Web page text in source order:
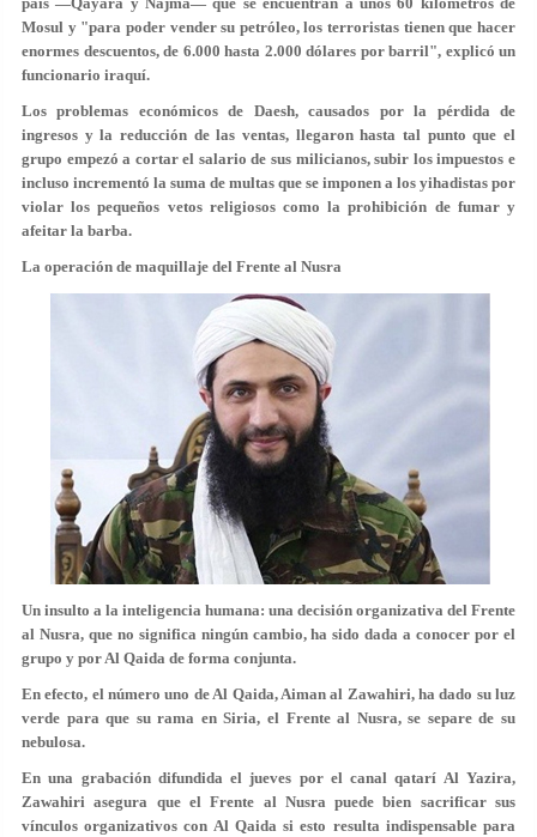
Mosul y "para poder vender su petróleo, los terroristas tienen que hacer
enormes descuentos, de 6.000 hasta 2.000 dólares por barril", explicó un
funcionario iraquí.
Los problemas económicos de Daesh, causados por la pérdida de
ingresos y la reducción de las ventas, llegaron hasta tal punto que el
grupo empezó a cortar el salario de sus milicianos, subir los impuestos e
incluso incrementó la suma de multas que se imponen a los yihadistas por
violar los pequeños vetos religiosos como la prohibición de fumar y
afeitar la barba.
La operación de maquillaje del Frente al Nusra
Un insulto a la inteligencia humana: una decisión organizativa del Frente
al Nusra, que no significa ningún cambio, ha sido dada a conocer por el
grupo y por Al Qaida de forma conjunta.
En efecto, el número uno de Al Qaida, Aiman al Zawahiri, ha dado su luz
verde para que su rama en Siria, el Frente al Nusra, se separe de su
nebulosa.
En una grabación difundida el jueves por el canal qatarí Al Yazira,
Zawahiri asegura que el Frente al Nusra puede bien sacrificar sus
vínculos organizativos con Al Qaida si esto resulta indispensable para